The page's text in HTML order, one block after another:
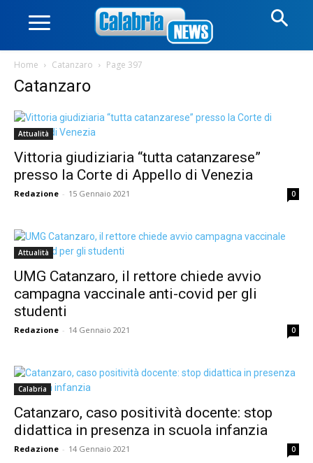
Home Catanzaro Page 397
Catanzaro
Attualità
Vittoria giudiziaria “tutta catanzarese”
presso la Corte di Appello di Venezia
Redazione - 15 Gennaio 2021 0
Attualità
UMG Catanzaro, il rettore chiede avvio
campagna vaccinale anti-covid per gli
studenti
Redazione - 14 Gennaio 2021 0
Calabria
Catanzaro, caso positività docente: stop
didattica in presenza in scuola infanzia
Redazione - 14 Gennaio 2021 0